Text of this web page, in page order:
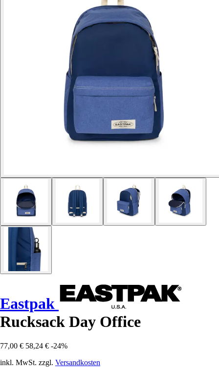
Eastpak
Rucksack Day Office
77,00 € 58,24 € -24%
inkl. MwSt. zzgl. Versandkosten